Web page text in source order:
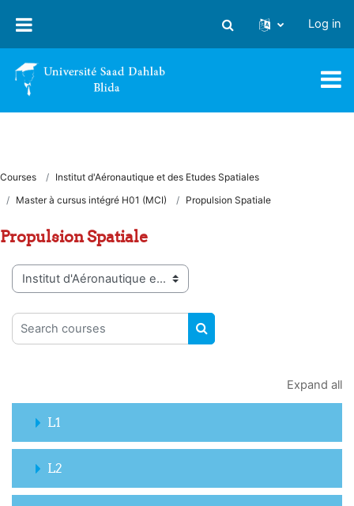
Toggle search input
Log in
Courses
Institut d'Aéronautique et des Etudes Spatiales
Master à cursus intégré H01 (MCI)
Propulsion Spatiale
Propulsion Spatiale
Course categories
Search courses
SEARCH COURSES
Expand all
L1
L2